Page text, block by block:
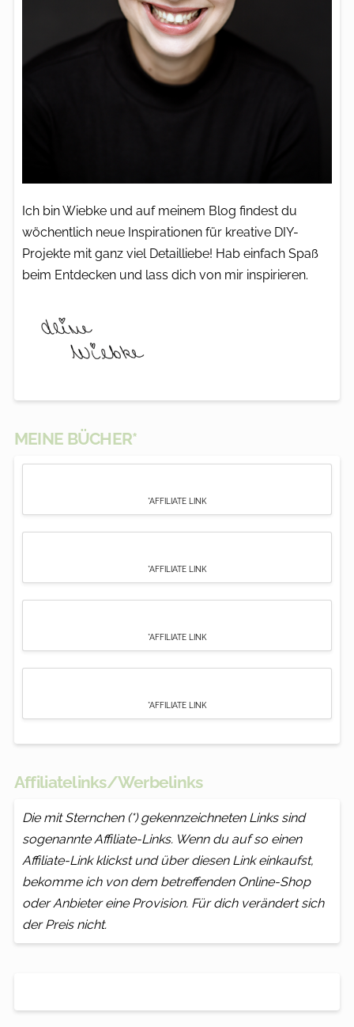
Ich bin Wiebke und auf meinem Blog findest du
wöchentlich neue Inspirationen für kreative DIY-
Projekte mit ganz viel Detailliebe! Hab einfach Spaß
beim Entdecken und lass dich von mir inspirieren.
MEINE BÜCHER*
*AFFILIATE LINK
*AFFILIATE LINK
*AFFILIATE LINK
*AFFILIATE LINK
Affiliatelinks/Werbelinks
Die mit Sternchen (*) gekennzeichneten Links sind
sogenannte Affiliate-Links. Wenn du auf so einen
Affiliate-Link klickst und über diesen Link einkaufst,
bekomme ich von dem betreffenden Online-Shop
oder Anbieter eine Provision. Für dich verändert sich
der Preis nicht.